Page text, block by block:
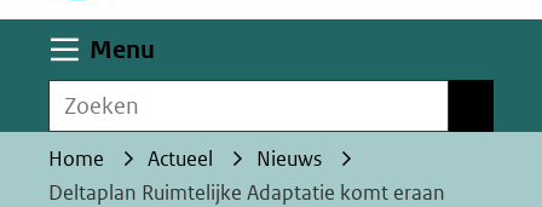
worden
toegestaan
geweigerd.
Menu
Zoeken
Home Actueel
Nieuws
Deltaplan Ruimtelijke Adaptatie komt eraan